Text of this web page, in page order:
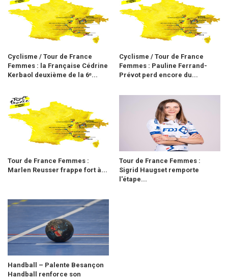
Cyclisme / Tour de France
Femmes : la Française Cédrine
Kerbaol deuxième de la 6ᵉ...
Cyclisme / Tour de France
Femmes : Pauline Ferrand-
Prévot perd encore du...
Tour de France Femmes :
Marlen Reusser frappe fort à...
Tour de France Femmes :
Sigrid Haugset remporte
l'étape...
Handball – Palente Besançon
Handball renforce son